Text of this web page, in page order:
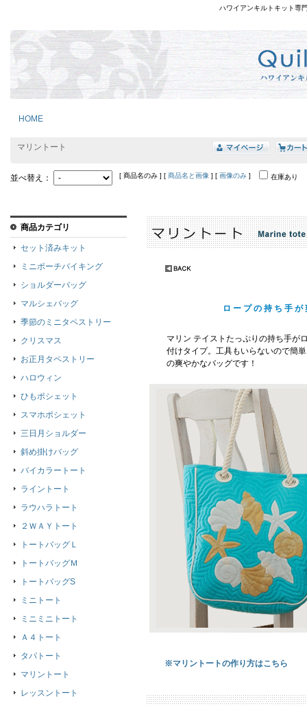
ハワイアンキルトキット専
HOME
マリントート
並べ替え： [ 商品名のみ ] [ 商品名と画像 ] [ 画像のみ ] 在庫あり
ロープの持ち手
マリン テイストたっぷりの持ち手が
付けタイプ。工具もいらないので簡
の爽やかなバッグです！
※マリントートの作り方はこちら
商品カテゴリ
セット済みキット
ミニポーチバイキング
ショルダーバッグ
マルシェバッグ
季節のミニタペストリー
クリスマス
お正月タペストリー
ハロウィン
ひもポシェット
スマホポシェット
三日月ショルダー
斜め掛けバッグ
バイカラートート
ライントート
ラウハラトート
２ＷＡＹトート
トートバッグＬ
トートバッグＭ
トートバッグS
ミニトート
ミニミニトート
Ａ４トート
タパトート
マリントート
レッスントート